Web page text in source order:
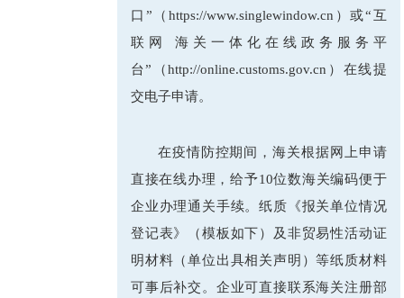
口”（https://www.singlewindow.cn）或“互
联网 海关一体化在线政务服务平
台”（http://online.customs.gov.cn）在线提
交电子申请。
在疫情防控期间，海关根据网上申请
直接在线办理，给予10位数海关编码便于
企业办理通关手续。纸质《报关单位情况
登记表》（模板如下）及非贸易性活动证
明材料（单位出具相关声明）等纸质材料
可事后补交。企业可直接联系海关注册部